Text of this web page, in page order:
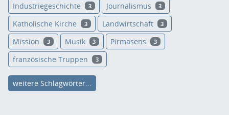
Industriegeschichte 3 Journalismus 3
Katholische Kirche 3 Landwirtschaft 3
Mission 3 Musik 3 Pirmasens 3
französische Truppen 3
weitere Schlagwörter...